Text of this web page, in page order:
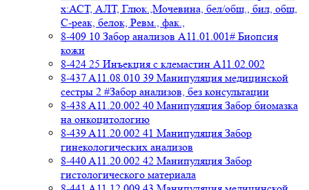
х:АСТ, АЛТ, Глюк.,Мочевина, бел/общ., бил, общ,
C-реак, белок, Ревм., фак.,
8-409 10 Забор анализов A11.01.001# Биопсия
кожи
8-424 25 Инъекция с клемастин A11.02.002
8-437 A11.08.010 39 Манипуляция медицинской
сестры 2 #Забор анализов, без консультации
8-438 A11.20.002 40 Манипуляция Забор биомазка
на онкоцитологию
8-439 A11.20.002 41 Манипуляция Забор
гинекологических анализов
8-440 A11.20.002 42 Манипуляция Забор
гистологического материала